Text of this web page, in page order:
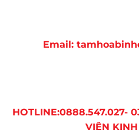
Email:
HOTLINE:0888.547.027-
VIÊN